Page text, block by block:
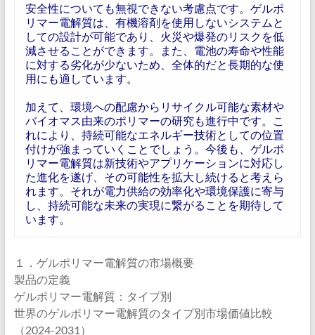
安全性についても無視できない考慮点です。ゲルポ
リマー電解質は、有機溶剤を使用しないシステムと
しての設計が可能であり、火災や爆発のリスクを低
減させることができます。また、電池の寿命や性能
に対する劣化が少ないため、全体的だと長期的な使
用にも適しています。
加えて、環境への配慮からリサイクル可能な素材や
バイオマス由来のポリマーの研究も進行中です。こ
れにより、持続可能なエネルギー技術としての位置
付けが強まっていくことでしょう。今後も、ゲルポ
リマー電解質は新技術やアプリケーションに対応し
た進化を遂げ、その可能性を拡大し続けると考えら
れます。それが電力供給の効率化や環境保護に寄与
し、持続可能な未来の実現に繋がることを期待して
います。
１．ゲルポリマー電解質の市場概要
製品の定義
ゲルポリマー電解質：タイプ別
世界のゲルポリマー電解質のタイプ別市場価値比較
（2024-2031）